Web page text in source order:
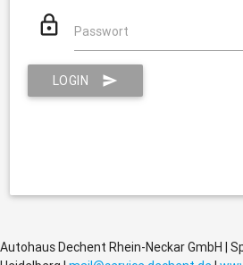
 Passwort
LOGIN 
Autohaus Dechent Rhein-Neckar GmbH |